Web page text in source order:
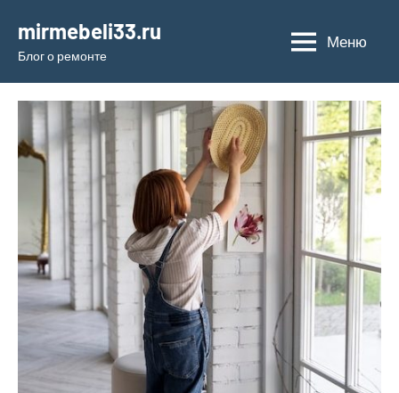
содержимому
mirmebeli33.ru
Блог о ремонте
Меню